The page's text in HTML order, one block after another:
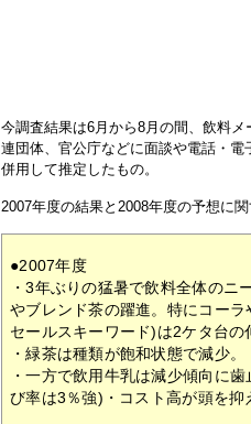
今調査結果は6月から8月の間、飲料
連団体、官公庁などに面談や電話・
併用して推定したもの。
2007年度の結果と2008年度の予想に
●2007年度
・3年ぶりの猛暑で飲料全体の
やブレンド茶の躍進。特にコー
セールスキーワード)は2ケタ台の
・緑茶は種類が飽和状態で減少。
・一方で飲用牛乳は減少傾向に
び率は3％強)・コスト高が頭を抑